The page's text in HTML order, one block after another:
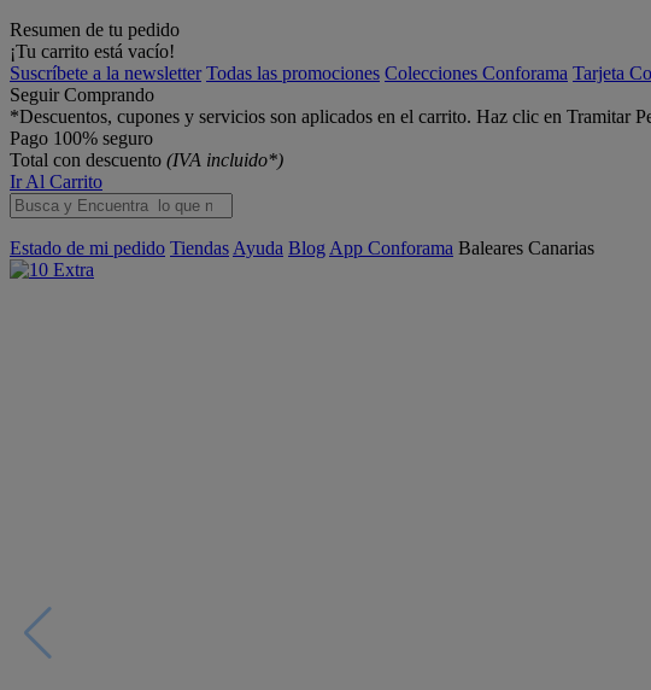
Resumen de tu pedido
¡Tu carrito está vacío!
Suscríbete a la newsletter Todas las promociones Colecciones Conforama Tarjeta
Seguir Comprando
*Descuentos, cupones y servicios son aplicados en el carrito. Haz clic en Tramitar
Pago 100% seguro
Total con descuento (IVA incluido*)
Ir Al Carrito
Estado de mi pedido Tiendas Ayuda Blog App Conforama Baleares Canarias